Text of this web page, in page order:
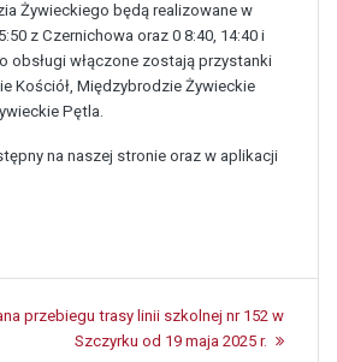
Żywieckiego będą realizowane w
z Czernichowa oraz 0 8:40, 14:40 i
obsługi włączone zostają przystanki
Kościół, Międzybrodzie Żywieckie
Pętla.
na naszej stronie oraz w aplikacji
przebiegu trasy linii szkolnej nr 152 w
Szczyrku od 19 maja 2025 r.